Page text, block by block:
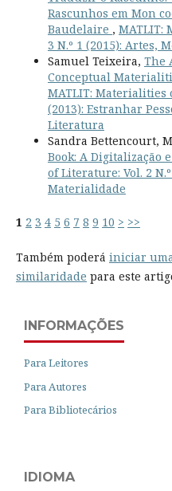
Rascunhos em Mon
Baudelaire , MATLIT:
3 N.º 1 (2015): Artes,
Samuel Teixeira, The
Conceptual
MATLIT: Materialities
(2013): Estranhar
Literatura
Sandra Bettencourt,
Book: A Digitalização
of Literature: Vol. 2
Materialidade
1 2 3 4 5 6 7 8 9 10 > >>
Também poderá iniciar
similaridade para este
INFORMAÇÕES
Para Leitores
Para Autores
Para Bibliotecários
IDIOMA